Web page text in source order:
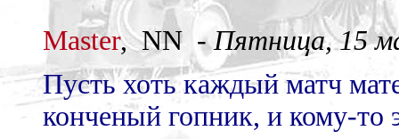
Master, NN -Пятница, 15
Пусть хоть каждый матч
конченый гопник, и кому-то